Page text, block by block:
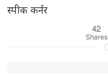
स्पीक कर्नर
42
Shares